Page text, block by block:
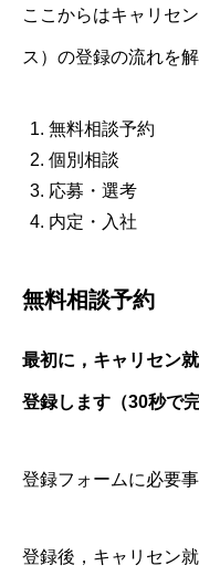
ここからはキャリセ
ス）の登録の流れを解
無料相談予約
個別相談
応募・選考
内定・入社
無料相談予約
最初に，キャリセン
登録します（30秒で
登録フォームに必要
登録後，キャリセン